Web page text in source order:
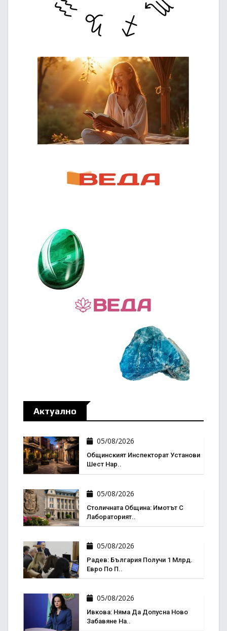
Актуално
05/08/2026
Общинският Инспекторат Установи
Шест Нар..
05/08/2026
Столичната Община: Имотът С
Лабораторият..
05/08/2026
Радев: България Получи 1 Млрд.
Евро По П..
05/08/2026
Ивкова: Няма Да Допусна Ново
Забавяне На..